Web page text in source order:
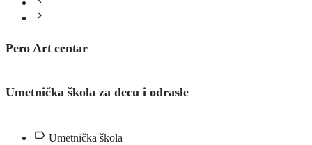
Pero Art centar
Umetnička škola za decu i odrasle
Umetnička škola